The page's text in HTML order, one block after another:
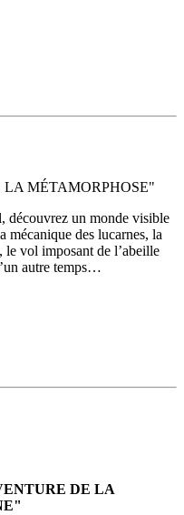
LA MÉTAMORPHOSE"
découvrez un monde visible
mécanique des lucarnes, la
le vol imposant de l’abeille
autre temps…
DE LA